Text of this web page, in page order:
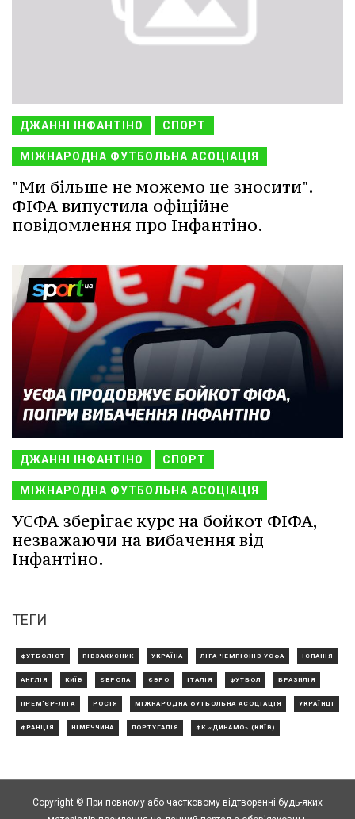
ДЖАННІ ІНФАНТІНО СПОРТ
МІЖНАРОДНА ФУТБОЛЬНА АСОЦІАЦІЯ
"Ми більше не можемо це зносити".
ФІФА випустила офіційне
повідомлення про Інфантіно.
ДЖАННІ ІНФАНТІНО СПОРТ
МІЖНАРОДНА ФУТБОЛЬНА АСОЦІАЦІЯ
УЄФА зберігає курс на бойкот ФІФА,
незважаючи на вибачення від
Інфантіно.
ТЕГИ
ФУТБОЛІСТ ПІВЗАХИСНИК УКРАЇНА ЛІГА ЧЕМПІОНІВ УЄФА ІСПАНІЯ
АНГЛІЯ КИЇВ ЄВРОПА ЄВРО ІТАЛІЯ ФУТБОЛ БРАЗИЛІЯ
ПРЕМ'ЄР-ЛІГА РОСІЯ МІЖНАРОДНА ФУТБОЛЬНА АСОЦІАЦІЯ УКРАЇНЦІ
ФРАНЦІЯ НІМЕЧЧИНА ПОРТУГАЛІЯ ФК «ДИНАМО» (КИЇВ)
Copyright © При повному або частковому відтворенні будь-яких